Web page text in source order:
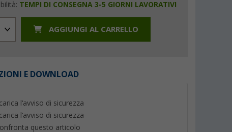
TEMPI DI CONSEGNA 3-5 GIORNI LAVORATIVI
AGGIUNGI AL CARRELLO
E DOWNLOAD
l'avviso di sicurezza
l'avviso di sicurezza
questo articolo